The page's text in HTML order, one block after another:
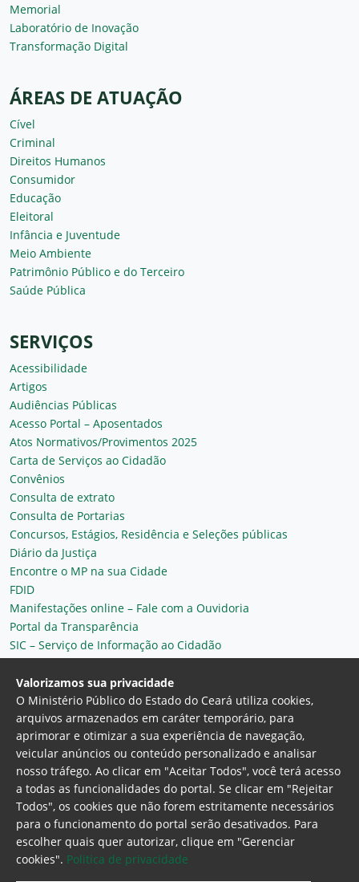
Memorial
Laboratório de Inovação
Transformação Digital
ÁREAS DE ATUAÇÃO
Cível
Criminal
Direitos Humanos
Consumidor
Educação
Eleitoral
Infância e Juventude
Meio Ambiente
Patrimônio Público e do Terceiro
Saúde Pública
SERVIÇOS
Acessibilidade
Artigos
Audiências Públicas
Acesso Portal – Aposentados
Atos Normativos/Provimentos 2025
Carta de Serviços ao Cidadão
Convênios
Consulta de extrato
Consulta de Portarias
Concursos, Estágios, Residência e Seleções públicas
Diário da Justiça
Encontre o MP na sua Cidade
FDID
Manifestações online – Fale com a Ouvidoria
Portal da Transparência
SIC – Serviço de Informação ao Cidadão
Plantão MP do Ceará
Secretaria Geral
Ministério Público do Estado do Ceará
Procuradoria Geral de Justiça Av. Gen. Afonso
Albuquerque Lima, 130 - Cambeba - CEP:
Valorizamos sua privacidade
O Ministério Público do Estado do Ceará utiliza cookies,
arquivos armazenados em caráter temporário, para
aprimorar e otimizar a sua experiência de navegação,
veicular anúncios ou conteúdo personalizado e analisar
nosso tráfego. Ao clicar em "Aceitar Todos", você terá acesso
a todas as funcionalidades do portal. Se clicar em "Rejeitar
Todos", os cookies que não forem estritamente necessários
para o funcionamento do portal serão desativados. Para
escolher quais quer autorizar, clique em "Gerenciar
cookies". Politica de privacidade